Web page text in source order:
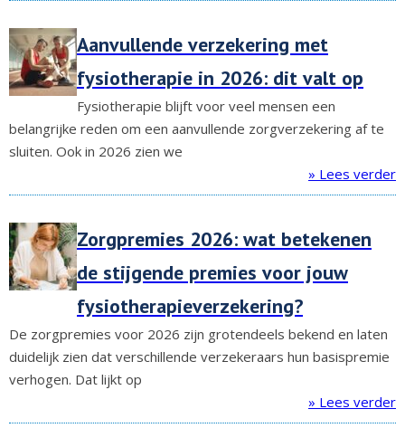
Aanvullende verzekering met
fysiotherapie in 2026: dit valt op
Fysiotherapie blijft voor veel mensen een
belangrijke reden om een aanvullende zorgverzekering af te
sluiten. Ook in 2026 zien we
» Lees verder
Zorgpremies 2026: wat betekenen
de stijgende premies voor jouw
fysiotherapieverzekering?
De zorgpremies voor 2026 zijn grotendeels bekend en laten
duidelijk zien dat verschillende verzekeraars hun basispremie
verhogen. Dat lijkt op
» Lees verder